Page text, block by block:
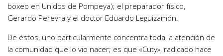
boxeo en Unidos de Pompeya); el preparador físico,
Gerardo Pereyra y el doctor Eduardo Leguizamón.
De éstos, uno particularmente concentra toda la atención de
la comunidad que lo vio nacer; es que «Cuty», radicado hace